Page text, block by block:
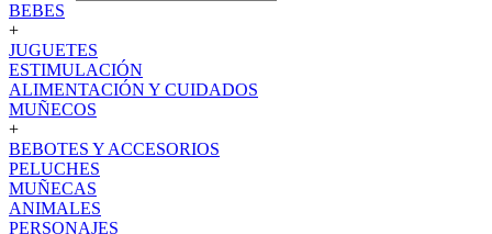
BEBES
+
JUGUETES
ESTIMULACIÓN
ALIMENTACIÓN Y CUIDADOS
MUÑECOS
+
BEBOTES Y ACCESORIOS
PELUCHES
MUÑECAS
ANIMALES
PERSONAJES